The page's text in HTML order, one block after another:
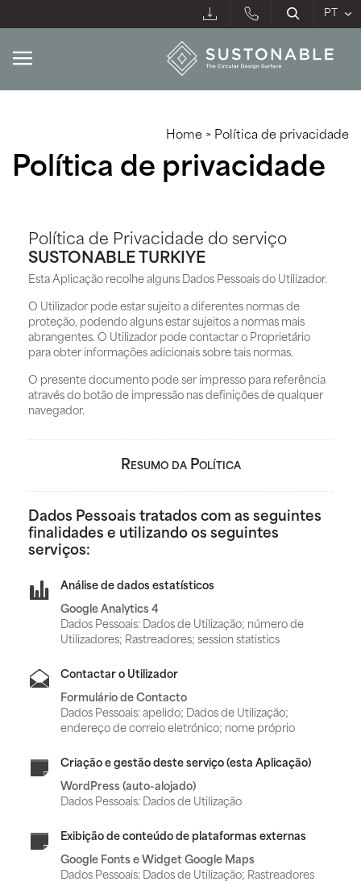
Home > Política de privacidade
Política de privacidade
Política de Privacidade do serviço
SUSTONABLE TURKIYE
Esta Aplicação recolhe alguns Dados Pessoais do Utilizador.
O Utilizador pode estar sujeito a diferentes normas de
proteção, podendo alguns estar sujeitos a normas mais
abrangentes. O Utilizador pode contactar o Proprietário
para obter informações adicionais sobre tais normas.
O presente documento pode ser impresso para referência
através do botão de impressão nas definições de qualquer
navegador.
Resumo da Política
Dados Pessoais tratados com as seguintes
finalidades e utilizando os seguintes
serviços:
Análise de dados estatísticos
Google Analytics 4
Dados Pessoais: Dados de Utilização; número de
Utilizadores; Rastreadores; session statistics
Contactar o Utilizador
Formulário de Contacto
Dados Pessoais: apelido; Dados de Utilização;
endereço de correio eletrónico; nome próprio
Criação e gestão deste serviço (esta Aplicação)
WordPress (auto-alojado)
Dados Pessoais: Dados de Utilização
Exibição de conteúdo de plataformas externas
Google Fonts e Widget Google Maps
Dados Pessoais: Dados de Utilização; Rastreadores